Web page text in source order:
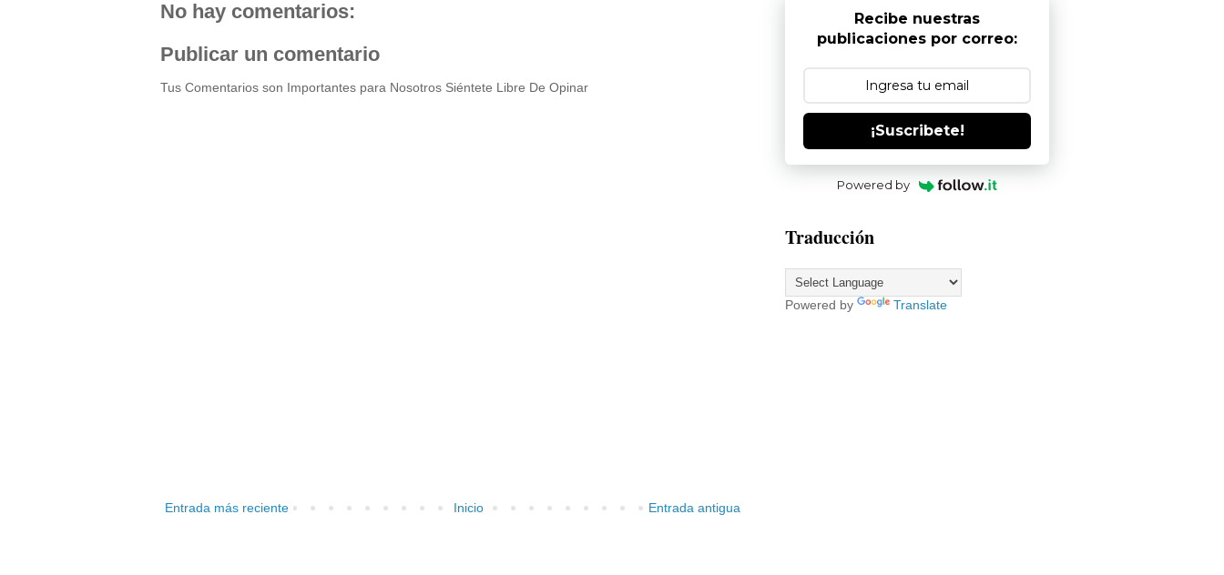
No hay comentarios:
Publicar un comentario
Tus Comentarios son Importantes para Nosotros Siéntete Libre De Opinar
Entrada más reciente Entrada antigua
Inicio
Recibe nuestras
publicaciones por correo:
¡Suscribete!
Powered by
Traducción
Powered by Translate